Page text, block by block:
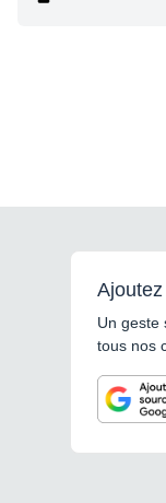
Un geste
tous nos